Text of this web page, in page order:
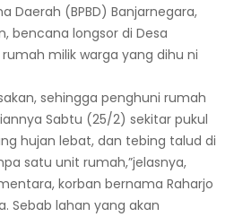
Daerah (BPBD) Banjarnegara,
bencana longsor di Desa
milik warga yang dihu ni
sehingga penghuni rumah
Sabtu (25/2) sekitar pukul
hujan lebat, dan tebing talud di
satu unit rumah,”jelasnya,
korban bernama Raharjo
Sebab lahan yang akan